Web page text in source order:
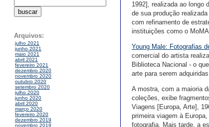
Arquivos:
julho 2021
junho 2021
maio 2021
abril 2021
fevereiro 2021
dezembro 2020
novembro 2020
outubro 2020
setembro 2020
julho 2020
junho 2020
abril 2020
março 2020
fevereiro 2020
dezembro 2019
novembro 2019
1992], realizada ao longo
de sua produção
com refinamento de
instituições como o
Young Male: Fotografias
comercial do artista
Biblioteca Nacional - o
arte para serem
A mostra, com a maioria
coleções, exibe
Viagens [Europa, Arte],
primeira viagem à
fotografia. Mais tarde, a